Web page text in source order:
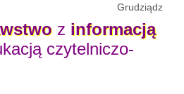
Grudziądz
z informacją
czytelniczo-